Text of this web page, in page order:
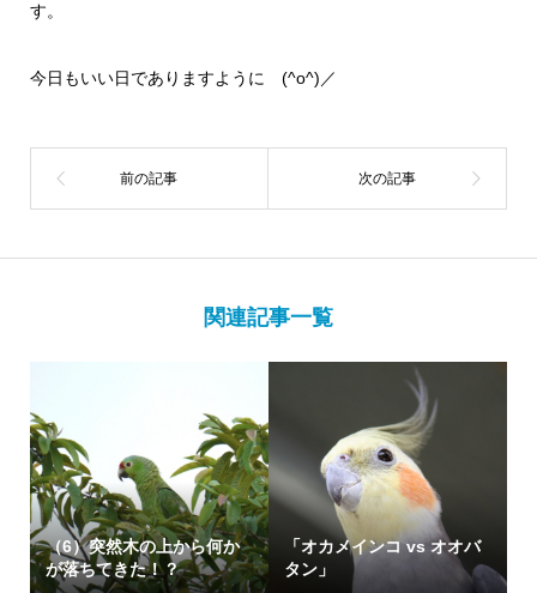
す。
今日もいい日でありますように (^o^)／
関連記事一覧
（6）突然木の上から何か
が落ちてきた！？
「オカメインコ vs オオバ
タン」